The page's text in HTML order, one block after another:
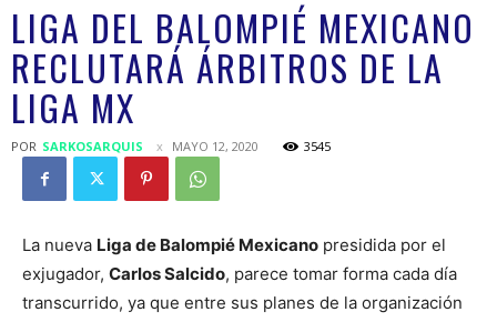
LIGA DEL BALOMPIÉ MEXICANO
RECLUTARÁ ÁRBITROS DE LA
LIGA MX
POR SARKOSARQUIS MAYO 12, 2020 3545
La nueva Liga de Balompié Mexicano presidida por el
exjugador, Carlos Salcido, parece tomar forma cada día
transcurrido, ya que entre sus planes de la organización